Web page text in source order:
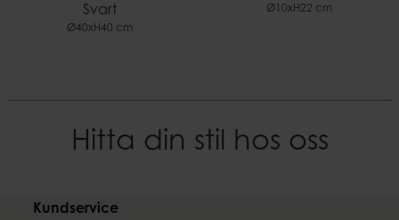
Svart
Ø40xH40 cm
Ø10xH22 cm
Hitta din stil hos oss
Kundservice